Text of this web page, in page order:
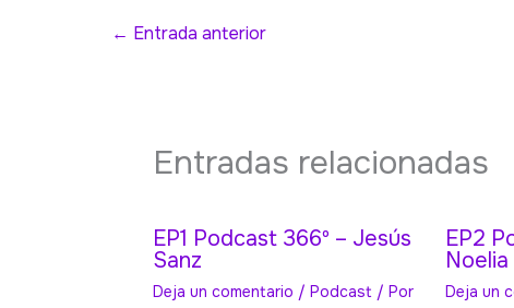
← Entrada anterior
Entradas relacionadas
EP1 Podcast 366º – Jesús
Sanz
Deja un comentario / Podcast / Por
EP2
Deja un